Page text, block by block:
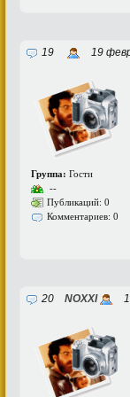
19 19
Группа: Гости
--
Публикаций: 0
Комментариев: 0
20 NOXXI